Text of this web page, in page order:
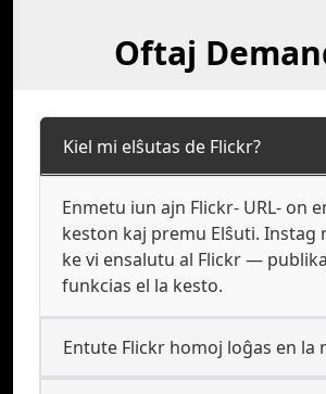
Oftaj
Kiel mi elŝutas de Flickr?
Enmetu iun ajn Flickr- URL- on
keston kaj premu Elŝuti. Instag
ke vi ensalutu al Flickr —
funkcias el la kesto.
Entute Flickr homoj loĝas en la